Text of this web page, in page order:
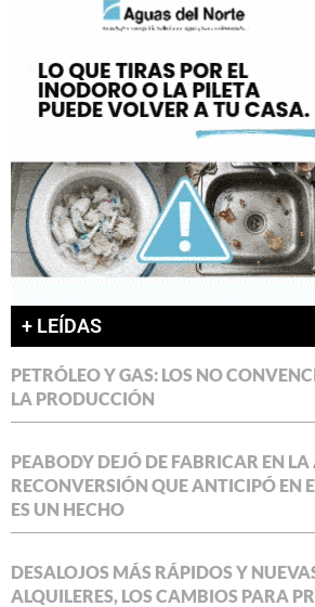
+ LEÍDAS
PETRÓLEO Y GAS: LOS NO
LA PRODUCCIÓN
PEABODY DEJÓ DE FABRICAR EN
RECONVERSIÓN QUE ANTICIPÓ EN
ES UN HECHO
DESALOJOS MÁS RÁPIDOS Y
ALQUILERES, LOS CAMBIOS PARA